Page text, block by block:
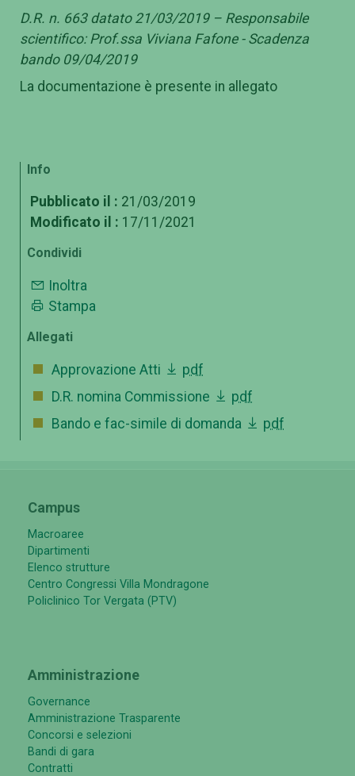
D.R. n. 663 datato 21/03/2019 – Responsabile
scientifico: Prof.ssa Viviana Fafone - Scadenza
bando 09/04/2019
La documentazione è presente in allegato
Info
Pubblicato il : 21/03/2019
Modificato il : 17/11/2021
Condividi
Inoltra
Stampa
Allegati
Approvazione Atti
pdf
D.R. nomina Commissione
pdf
Bando e fac-simile di domanda
pdf
Campus
Macroaree
Dipartimenti
Elenco strutture
Centro Congressi Villa Mondragone
Policlinico Tor Vergata (PTV)
Amministrazione
Governance
Amministrazione Trasparente
Concorsi e selezioni
Bandi di gara
Contratti